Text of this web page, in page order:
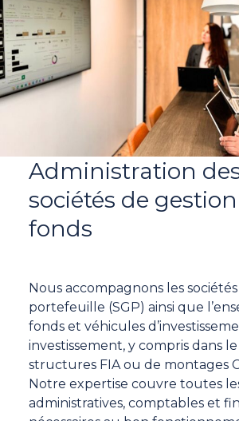
Administration
sociétés de gestion
fonds​
Nous accompagnons les
portefeuille (SGP) ainsi que
fonds et véhicules
investissement, y compris dans
structures FIA ou de montages
Notre expertise couvre toutes
administratives, comptables et